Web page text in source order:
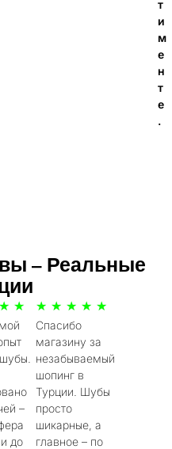
т
и
м
е
н
т
е
.
– Реальные
★ ★5
–
до
★ ★ ★ ★ ★
Спасибо
магазину за
незабываемый
шопинг в
Турции. Шубы
просто
шикарные, а
главное – по